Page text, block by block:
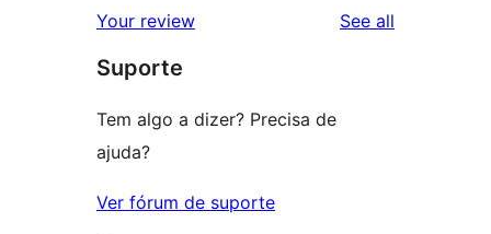
Your review See all
Suporte
Tem algo a dizer? Precisa de
ajuda?
Ver fórum de suporte